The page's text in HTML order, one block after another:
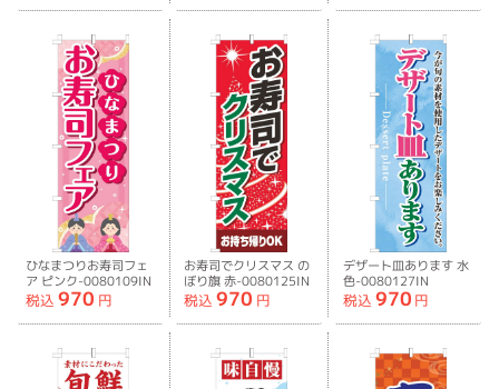
ひなまつりお寿司フェ
ア ピンク-0080109IN
税込 970 円
お寿司でクリスマス の
ぼり旗 赤-0080125IN
税込 970 円
デザート皿あります 水
色-0080127IN
税込 970 円